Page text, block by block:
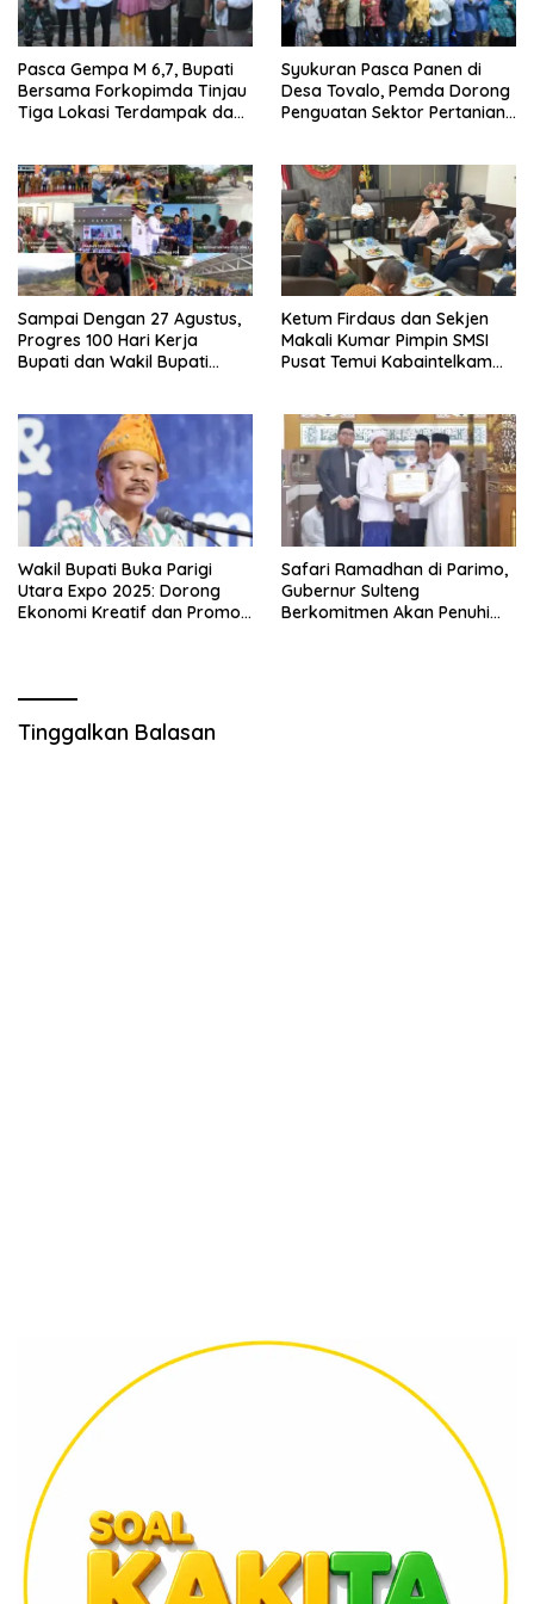
Pasca Gempa M 6,7, Bupati
Bersama Forkopimda Tinjau
Tiga Lokasi Terdampak dan
Syukuran Pasca Panen di
Desa Tovalo, Pemda Dorong
Penguatan Sektor Pertanian
Sampai Dengan 27 Agustus,
Progres 100 Hari Kerja
Bupati dan Wakil Bupati
Ketum Firdaus dan Sekjen
Makali Kumar Pimpin SMSI
Pusat Temui Kabaintelkam
Berkesinambungan
Wakil Bupati Buka Parigi
Utara Expo 2025: Dorong
Ekonomi Kreatif dan Promosi
Safari Ramadhan di Parimo,
Gubernur Sulteng
Berkomitmen Akan Penuhi
Tinggalkan Balasan